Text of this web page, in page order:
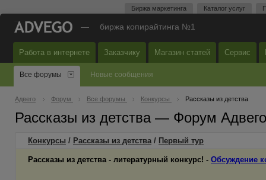
Биржа маркетинга Каталог услуг
— биржа копирайтинга №1
Работа в интернете Заказчику Магазин статей Сервис
Все форумы Новые сообщения
Адвего Форум Все форумы Конкурсы Рассказы из детства
Рассказы из детства — Форум Адвего
Конкурсы / Рассказы из детства/ Первый тур
Рассказы из детства - литературный конкурс! - Обсуждение